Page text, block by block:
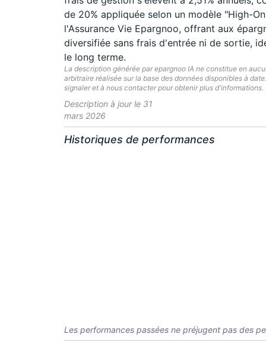
de 20% appliquée selon un modèle "High-
l'Assurance Vie Epargnoo, offrant aux
diversifiée sans frais d'entrée ni de sortie,
le long terme.
La description générée par epargnoo IA ne constitue en
arbitraire réalisée sur la base des données disponibles à
signaler et à nous contacter pour obtenir plus d'informations.
Description à jour le 31
mars 2026
Historiques de performances
Les performances passées ne préjugent pas des